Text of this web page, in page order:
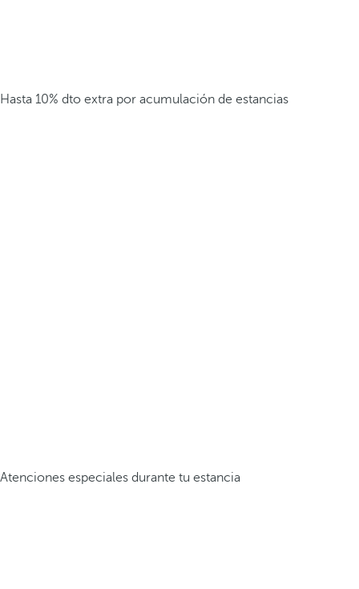
Hasta 10% dto extra por acumulación de estancias
Atenciones especiales durante tu estancia